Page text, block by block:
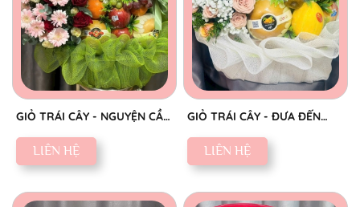
GIỎ TRÁI CÂY - NGUYỆN CẦU
AN YÊN
LIÊN HỆ
GIỎ TRÁI CÂY - ĐƯA ĐẾN
NIỀM VUI
LIÊN HỆ